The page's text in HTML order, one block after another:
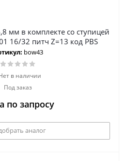
мм в комплекте со ступицей
16/32 питч Z=13 код PBS
bow43
в наличии
Под заказ
по запросу
аналог